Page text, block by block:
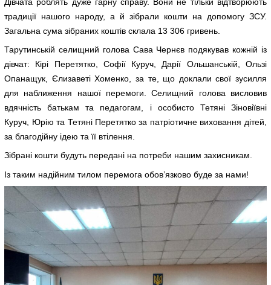
традиції нашого народу, а й зібрали кошти на допомогу ЗСУ.
Загальна сума зібраних коштів склала 13 306 гривень.
Тарутинській селищний голова Сава Чернєв подякував кожній із
дівчат: Кірі Перетятко, Софії Куруч, Дарії Ольшанській, Ользі
Опанащук, Єлизаветі Хоменко, за те, що доклали свої зусилля
для наближення нашої перемоги. Селищний голова висловив
вдячність батькам та педагогам, і особисто Тетяні Зіновіївні
Куруч, Юрію та Тетяні Перетятко за патріотичне виховання дітей,
за благодійну ідею та її втілення.
Зібрані кошти будуть передані на потреби нашим захисникам.
Із таким надійним тилом перемога обов’язково буде за нами!